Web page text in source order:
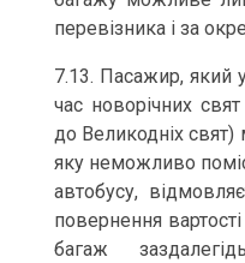
перевізника і за
7.13. Пасажир, який
час новорічних
до Великодніх свят)
яку неможливо
автобусу,
повернення
багаж